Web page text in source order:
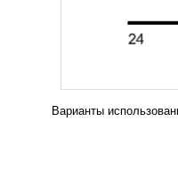
Варианты